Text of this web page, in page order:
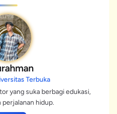
Terbuka
yang suka berbagi edukasi,
perjalanan hidup.